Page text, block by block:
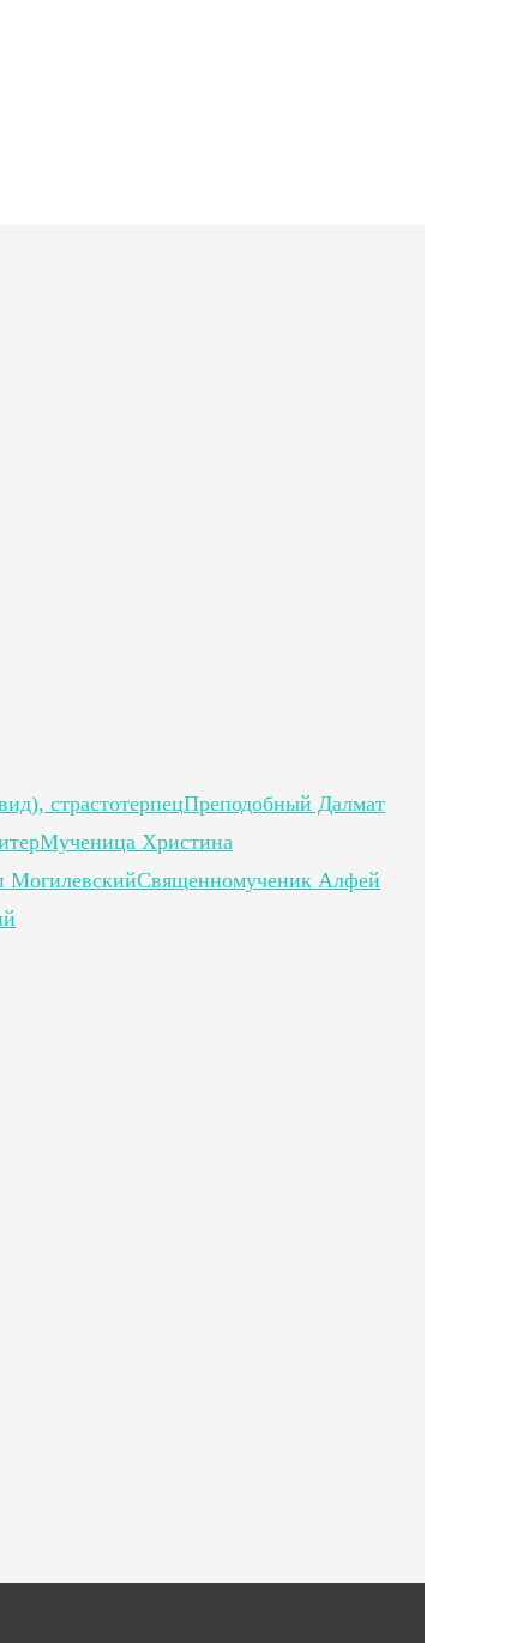
страстотерпецПреподобный Далмат
Мученица Христина
МогилевскийСвященномученик Алфей